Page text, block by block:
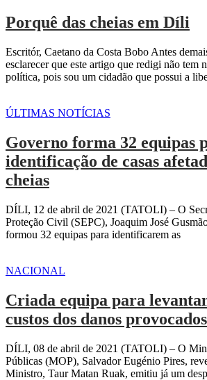
Porquê das cheias em Díli
Escritór, Caetano da Costa Bobo Antes
esclarecer que este artigo que redigi não tem
política, pois sou um cidadão que possui a
ÚLTIMAS NOTÍCIAS
Governo forma 32 equipas
identificação de casas
cheias
DÍLI, 12 de abril de 2021 (TATOLI) – O
Proteção Civil (SEPC), Joaquim José
formou 32 equipas para identificarem as
NACIONAL
Criada equipa para
custos dos danos
DÍLI, 08 de abril de 2021 (TATOLI) – O
Públicas (MOP), Salvador Eugénio Pires,
Ministro, Taur Matan Ruak, emitiu já um